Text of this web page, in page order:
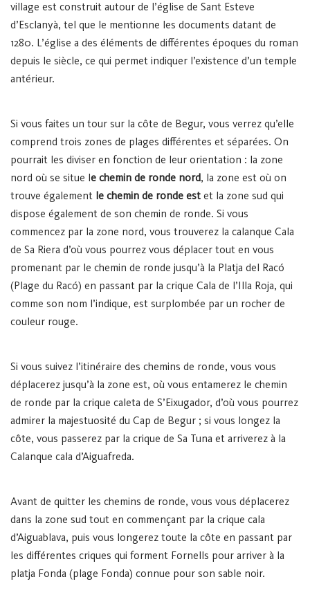
village est construit autour de l’église de Sant Esteve
d’Esclanyà, tel que le mentionne les documents datant de
1280. L’église a des éléments de différentes époques du roman
depuis le siècle, ce qui permet indiquer l’existence d’un temple
antérieur.
Si vous faites un tour sur la côte de Begur, vous verrez qu’elle
comprend trois zones de plages différentes et séparées. On
pourrait les diviser en fonction de leur orientation : la zone
nord où se situe le chemin de ronde nord, la zone est où on
trouve également le chemin de ronde est et la zone sud qui
dispose également de son chemin de ronde. Si vous
commencez par la zone nord, vous trouverez la calanque Cala
de Sa Riera d’où vous pourrez vous déplacer tout en vous
promenant par le chemin de ronde jusqu’à la Platja del Racó
(Plage du Racó) en passant par la crique Cala de l’Illa Roja, qui
comme son nom l’indique, est surplombée par un rocher de
couleur rouge.
Si vous suivez l’itinéraire des chemins de ronde, vous vous
déplacerez jusqu’à la zone est, où vous entamerez le chemin
de ronde par la crique caleta de S’Eixugador, d’où vous pourrez
admirer la majestuosité du Cap de Begur ; si vous longez la
côte, vous passerez par la crique de Sa Tuna et arriverez à la
Calanque cala d’Aiguafreda.
Avant de quitter les chemins de ronde, vous vous déplacerez
dans la zone sud tout en commençant par la crique cala
d’Aiguablava, puis vous longerez toute la côte en passant par
les différentes criques qui forment Fornells pour arriver à la
platja Fonda (plage Fonda) connue pour son sable noir.